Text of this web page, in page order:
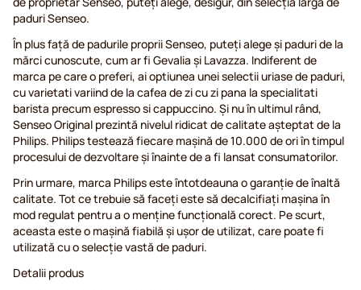
paduri Senseo.
În plus față de padurile proprii Senseo, puteți alege și paduri de la
mărci cunoscute, cum ar fi Gevalia și Lavazza. Indiferent de
marca pe care o preferi, ai optiunea unei selectii uriase de paduri,
cu varietati variind de la cafea de zi cu zi pana la specialitati
barista precum espresso si cappuccino. Și nu în ultimul rând,
Senseo Original prezintă nivelul ridicat de calitate așteptat de la
Philips. Philips testează fiecare mașină de 10.000 de ori în timpul
procesului de dezvoltare și înainte de a fi lansat consumatorilor.
Prin urmare, marca Philips este întotdeauna o garanție de înaltă
calitate. Tot ce trebuie să faceți este să decalcifiați mașina în
mod regulat pentru a o menține funcțională corect. Pe scurt,
aceasta este o mașină fiabilă și ușor de utilizat, care poate fi
utilizată cu o selecție vastă de paduri.
Detalii produs